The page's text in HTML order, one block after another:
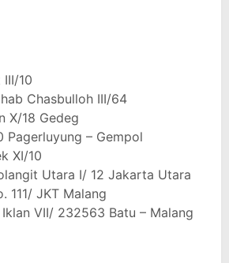
10
Chasbulloh III/64
X/18 Gedeg
Pagerluyung – Gempol
XI/10
Utara I/ 12 Jakarta Utara
111/ JKT Malang
Iklan VII/ 232563 Batu – Malang